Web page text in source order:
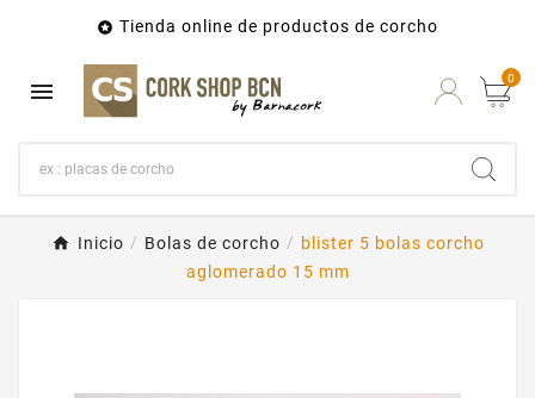
 Tienda online de productos de corcho
 0
Inicio Bolas de corcho
blister 5 bolas corcho
aglomerado 15 mm